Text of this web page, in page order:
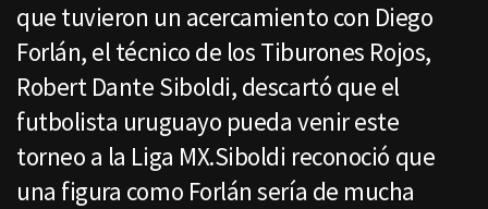
que tuvieron un acercamiento con Diego
Forlán, el técnico de los Tiburones Rojos,
Robert Dante Siboldi, descartó que el
futbolista uruguayo pueda venir este
torneo a la Liga MX.Siboldi reconoció que
una figura como Forlán sería de mucha